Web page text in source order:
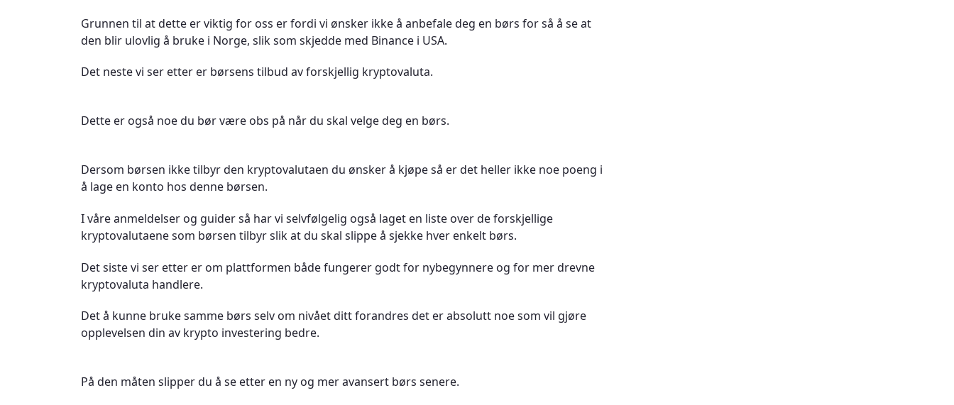
Grunnen til at dette er viktig for oss er fordi vi ønsker ikke å anbefale deg en børs for så å se at
den blir ulovlig å bruke i Norge, slik som skjedde med Binance i USA.
Det neste vi ser etter er børsens tilbud av forskjellig kryptovaluta.
Dette er også noe du bør være obs på når du skal velge deg en børs.
Dersom børsen ikke tilbyr den kryptovalutaen du ønsker å kjøpe så er det heller ikke noe poeng i
å lage en konto hos denne børsen.
I våre anmeldelser og guider så har vi selvfølgelig også laget en liste over de forskjellige
kryptovalutaene som børsen tilbyr slik at du skal slippe å sjekke hver enkelt børs.
Det siste vi ser etter er om plattformen både fungerer godt for nybegynnere og for mer drevne
kryptovaluta handlere.
Det å kunne bruke samme børs selv om nivået ditt forandres det er absolutt noe som vil gjøre
opplevelsen din av krypto investering bedre.
På den måten slipper du å se etter en ny og mer avansert børs senere.